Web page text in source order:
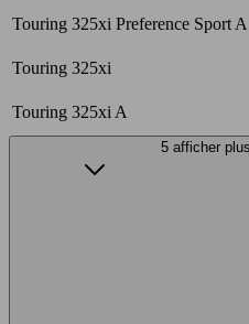
Touring 325xi Preference Sport A
Touring 325xi
Touring 325xi A
5 afficher